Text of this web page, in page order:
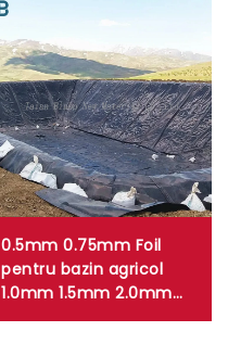
0.5mm 0.75mm Foil
pentru bazin agricol
1.0mm 1.5mm 2.0mm
HDPE Geomembrană